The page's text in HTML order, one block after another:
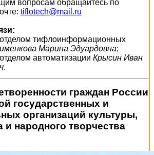
вопросам обращайтесь по
tiflotech@mail.ru
тифлоинформационных
Марина Эдуардовна;
автоматизации Крысин Иван
.
граждан России
государственных и
организаций культуры,
и народного творчества